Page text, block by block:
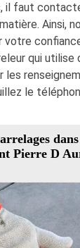
il faut
Ainsi,
qui utilise
les
le
dans
Pierre D